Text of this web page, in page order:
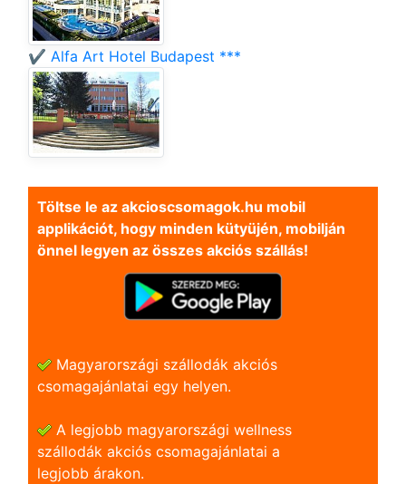
✔️ Alfa Art Hotel Budapest ***
Töltse le az akcioscsomagok.hu mobil
applikációt, hogy minden kütyüjén, mobilján
önnel legyen az összes akciós szállás!
Magyarországi szállodák akciós
csomagajánlatai egy helyen.
A legjobb magyarországi wellness
szállodák akciós csomagajánlatai a
legjobb árakon.